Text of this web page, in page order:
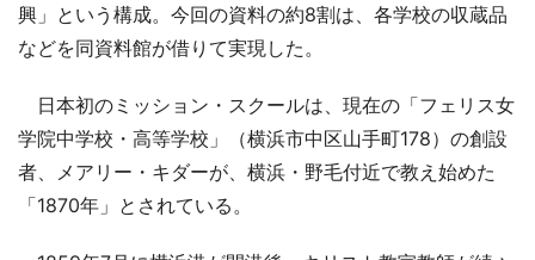
興」という構成。今回の資料の約8割は、各学校の収蔵品
などを同資料館が借りて実現した。
日本初のミッション・スクールは、現在の「フェリス女
学院中学校・高等学校」（横浜市中区山手町178）の創設
者、メアリー・キダーが、横浜・野毛付近で教え始めた
「1870年」とされている。